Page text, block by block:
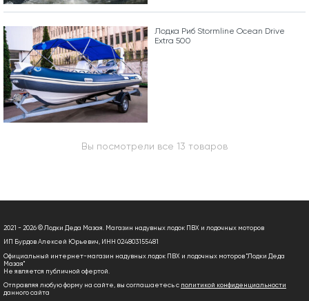
Лодка Риб Stormline Ocean Drive
Extra 500
Вы посмотрели все 13 товаров
2021 - 2026 © Лодки Деда Мазая. Магазин надувных лодок ПВХ и лодочных моторов
ИП Бурдов Алексей Юрьевич, ИНН 024803155481
Официальный интернет-магазин надувных лодок ПВХ и лодочных моторов "Лодки Деда
Мазая"
Не является публичной офертой.
Отправляя любую форму на сайте, вы соглашаетесь с политикой конфиденциальности
данного сайта